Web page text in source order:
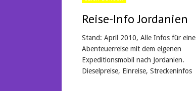
Reise-Info Jordanien
Stand: April 2010, Alle Infos für eine
Abenteuerreise mit dem eigenen
Expeditionsmobil nach Jordanien.
Dieselpreise, Einreise, Streckeninfos